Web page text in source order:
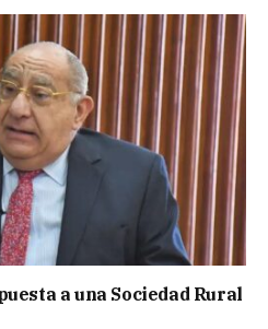
a una Sociedad Rural